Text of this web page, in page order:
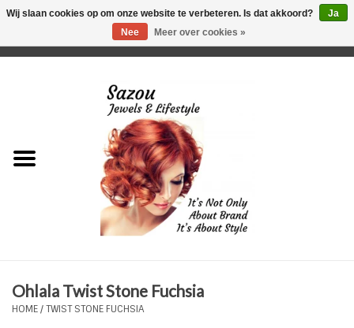
Just for Him
Plus Size Sieraden
Ohlala Twist Stone Fuchsia
HOME/TWIST STONE FUCHSIA
Wij slaan cookies op om onze website te verbeteren. Is dat akkoord?
Ja
Nee
Meer over cookies »